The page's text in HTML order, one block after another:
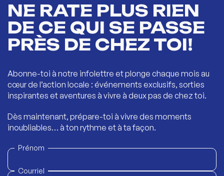
NE RATE PLUS RIEN
DE CE QUI SE PASSE
PRÈS DE CHEZ TOI!
Abonne-toi à notre infolettre et plonge chaque mois au
cœur de l’action locale : événements exclusifs, sorties
inspirantes et aventures à vivre à deux pas de chez toi.
Dès maintenant, prépare-toi à vivre des moments
inoubliables… à ton rythme et à ta façon.
Prénom
Courriel